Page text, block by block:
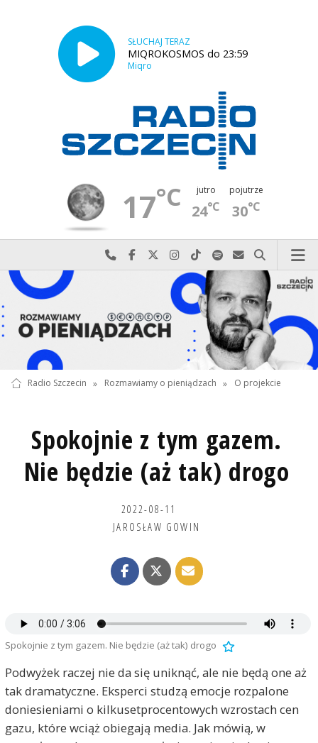
SŁUCHAJ TERAZ
MIQROKOSMOS do 23:59
Miqro
17°C jutro
24°C
pojutrze
30°C
Najlepiej po prostu do nas zadzwoń
Odwiedź nas na Facebook-u
Odwiedź nas na X
Odwiedź nas na Instagram-ie
Odwiedź nas na TikTok-u
Szukaj nas na Spotify
Wyślij do nas
Szukaj
Radio Szczecin » Rozmawiamy o pieniądzach » O projekcie
Spokojnie z tym gazem.
Nie będzie (aż tak) drogo
2022-08-11
JAROSŁAW GOWIN
Spokojnie z tym gazem. Nie będzie (aż tak) drogo
Podwyżek raczej nie da się uniknąć, ale nie będą one aż
tak dramatyczne. Eksperci studzą emocje rozpalone
doniesieniami o kilkusetprocentowych wzrostach cen
gazu, które wciąż obiegają media. Jak mówią, w